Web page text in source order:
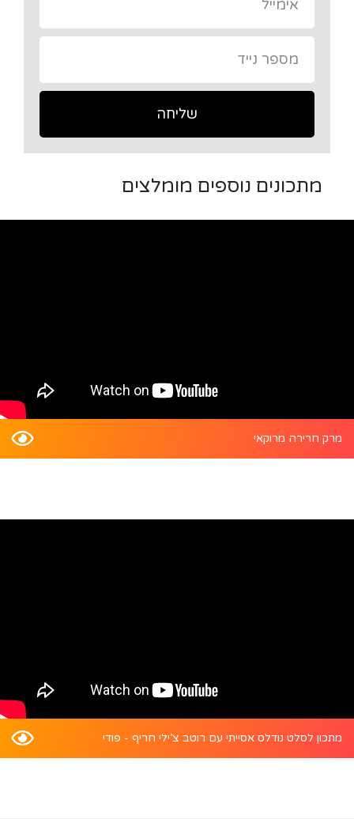
שליחה
מתכונים נוספים מומלצים
מרק חרירה מרוקאי
מתכון לסלט נודלס אסייתי עם רוטב צ’ילי חריף - פודי